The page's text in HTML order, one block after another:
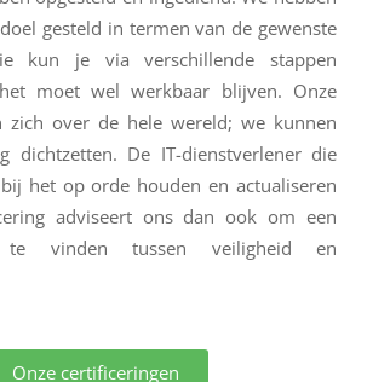
gesteld in termen van de gewenste
kun je via verschillende stappen
moet wel werkbaar blijven. Onze
zich over de hele wereld; we kunnen
dichtzetten. De IT-dienstverlener die
het op orde houden en actualiseren
adviseert ons dan ook om een
te vinden tussen veiligheid en
Onze certificeringen